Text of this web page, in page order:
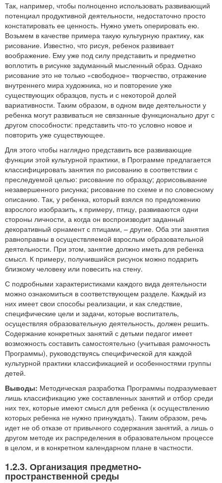
Так, например, чтобы полноценно использовать развивающий
потенциал продуктивной деятельности, недостаточно просто
констатировать ее ценность. Нужно уметь оперировать ею.
Возьмем в качестве примера такую культурную практику, как
рисование. Известно, что рисуя, ребенок развивает
воображение. Ему уже под силу представить и предметно
воплотить в рисунке задуманный мысленный образ. Однако
рисование это не только «свободное» творчество, отражение
внутреннего мира художника, но и повторение уже
существующих образцов, пусть и с некоторой долей
вариативности. Таким образом, в одном виде деятельности у
ребенка могут развиваться не связанные функционально друг с
другом способности: представить что-то условно новое и
повторить уже существующее.
Для этого чтобы наглядно представить все развивающие
функции этой культурной практики, в Программе предлагается
классифицировать занятия по рисованию в соответствии с
преследуемой целью: рисование по образцу; дорисовывание
незавершенного рисунка; рисование по схеме и по словесному
описанию. Так, у ребенка, который взялся по предложению
взрослого изобразить, к примеру, птицу, развиваются одни
стороны личности, а когда он воспроизводит заданный
декоративный орнамент с птицами, – другие. Оба эти занятия
равноправны в осуществляемой взрослым образовательной
деятельности. При этом, занятие должно иметь для ребенка
смысл. К примеру, получившийся рисунок можно подарить
близкому человеку или повесить на стену.
С подробными характеристиками каждого вида деятельности
можно ознакомиться в соответствующем разделе. Каждый из
них имеет свои способы реализации, и как следствие,
специфические цели и задачи, которые воспитатель,
осуществляя образовательную деятельность, должен решить.
Содержание конкретных занятий с детьми педагог имеет
возможность составить самостоятельно (учитывая рамочность
Программы), руководствуясь специфической для каждой
культурной практики классификацией и особенностями группы
детей.
Выводы: Методическая разработка Программы подразумевает
лишь классификацию уже составленных занятий и отбор среди
них тех, которые имеют смысл для ребенка (к осуществлению
которых ребенка не нужно принуждать). Таким образом, речь
идет не об отказе от привычного содержания занятий, а лишь о
другом методе их распределения в образовательном процессе
в целом, и в конкретном календарном плане в частности.
1.2.3. Организация предметно-
пространственной среды